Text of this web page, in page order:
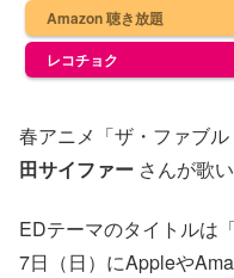
Amazon 聴き放題
レコチョク
春アニメ「ザ・ファブ
田サイファー さんが歌い
EDテーマのタイトルは
7日（日）にAppleや